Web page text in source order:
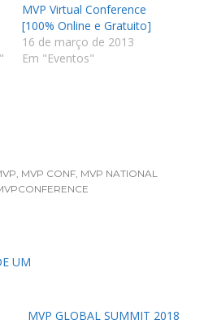
MVP Virtual Conference
[100% Online e Gratuito]
16 de março de 2013
Em "Eventos"
MVP CONF MVP NATIONAL
UM
MVP GLOBAL SUMMIT 2018